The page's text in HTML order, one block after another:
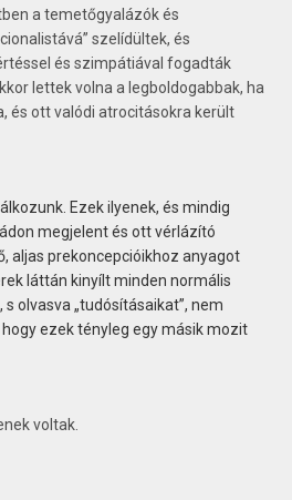
a temetőgyalázók és
szelídültek, és
és szimpátiával fogadták
lettek volna a legboldogabbak, ha
és ott valódi atrocitásokra került
Ezek ilyenek, és mindig
megjelent és ott vérlázító
aljas prekoncepcióikhoz anyagot
láttán kinyílt minden normális
olvasva „tudósításaikat”, nem
ezek tényleg egy másik mozit
voltak.